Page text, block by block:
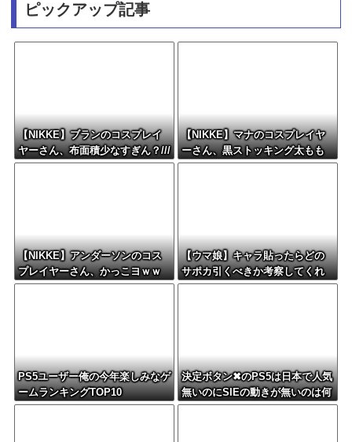
ピックアップ記事
【NIKKE】ブランのコスプレイ
ヤーさん、布面積少なすぎん？///
【NIKKE】マナのコスプレイヤ
ーさん、黒ストッキング太もも
がえちえちィ！
【NIKKE】アンダーソンのコス
プレイヤーさん、かっこヨｗｗ
ｗｗｗｗ
【ウマ娘】キャラ貼ったらどの
サポカ引くべきか考察してくれ
るツールない？
PS5ユーザー俺の今年楽しみなゲ
ームランキングTOP10
決定ボタン✖のPS5は日本で人気
無いのにSIEの動きが無いのは何
故？